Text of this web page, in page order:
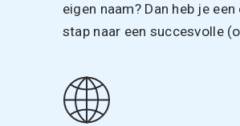
eigen naam? Dan heb je
stap naar een succesvolle